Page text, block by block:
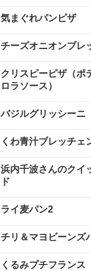
気まぐれパンピザ
チーズオニオンブレ
クリスピーピザ（ポ
ロラソース）
バジルグリッシーニ
くわ青汁ブレッチェ
浜内千波さんのクイ
ド
ライ麦パン2
チリ＆マヨビーンズ
くるみプチフランス